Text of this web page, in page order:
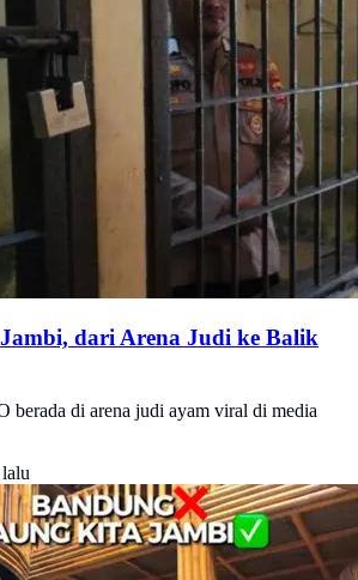
dari Arena Judi ke Balik
berada di arena judi ayam viral di media